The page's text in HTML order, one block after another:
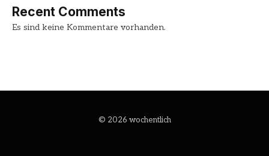
Recent Comments
Es sind keine Kommentare vorhanden.
© 2026 wochentlich